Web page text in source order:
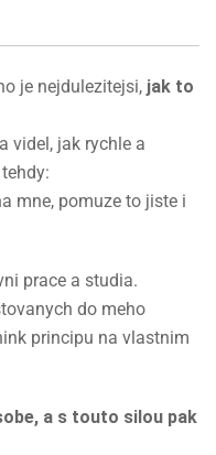
je nejdulezitejsi, jak to
videl, jak rychle a
mne, pomuze to jiste i
prace a studia.
do meho
principu na vlastnim
a s touto silou pak